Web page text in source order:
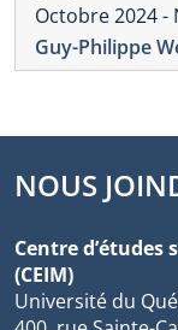
Octobre 2024 -
Guy-Philippe
NOUS
Centre
(CEIM)
Université du